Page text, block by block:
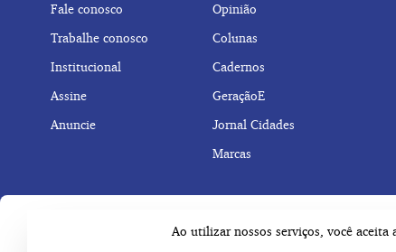
Ao utilizar nossos serviços, você
Fale conosco
Trabalhe conosco
Institucional
Assine
Anuncie
Opinião
Colunas
Cadernos
GeraçãoE
Jornal Cidades
Marcas
© Copyright 2026 Empresa Jornalística J.C. Jarros Ltda.